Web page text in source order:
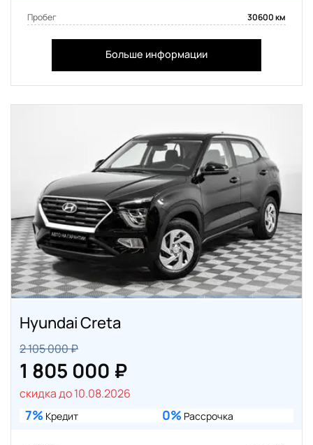
Пробег 30600 км
Больше информации
Hyundai Creta
2 105 000 ₽
1 805 000 ₽
скидка до 10.08.2026
7% Кредит 0% Рассрочка